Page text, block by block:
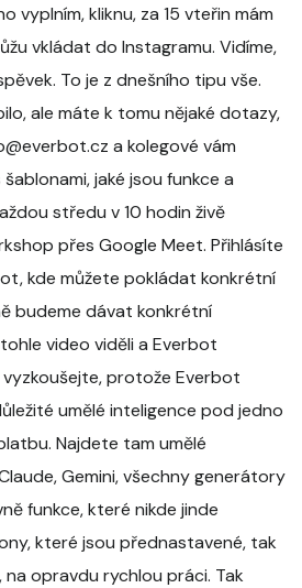
vyplním, kliknu, za 15 vteřin mám
vkládat do Instagramu. Vidíme,
To je z dnešního tipu vše.
ale máte k tomu nějaké dotazy,
a kolegové vám
jaké jsou funkce a
středu v 10 hodin živě
přes Google Meet. Přihlásíte
kde můžete pokládat konkrétní
budeme dávat konkrétní
video viděli a Everbot
protože Everbot
umělé inteligence pod jedno
Najdete tam umělé
Gemini, všechny generátory
funkce, které nikde jinde
které jsou přednastavené, tak
na opravdu rychlou práci. Tak